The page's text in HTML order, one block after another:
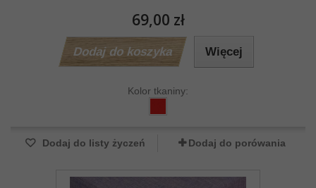
69,00 zł
Dodaj do koszyka Więcej
Kolor tkaniny:
Dodaj do listy życzeń Dodaj do porówania